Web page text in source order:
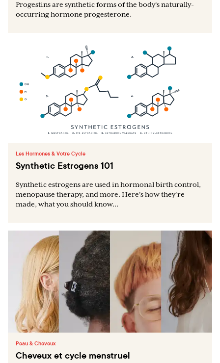
Progestins are synthetic forms of the body’s naturally-
occurring hormone progesterone.
Les Hormones & Votre Cycle
Synthetic Estrogens 101
Synthetic estrogens are used in hormonal birth control,
menopause therapy, and more. Here’s how they're
made, what you should know...
Peau & Cheveux
Cheveux et cycle menstruel